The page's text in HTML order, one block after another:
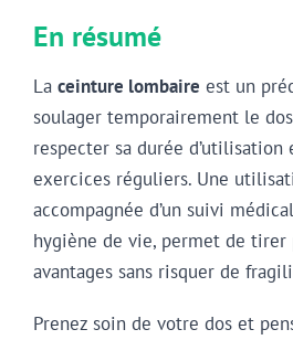
En résumé
La ceinture lombaire est un
soulager temporairement le
respecter sa durée d’utilisation
exercices réguliers. Une
accompagnée d’un suivi
hygiène de vie, permet de tirer
avantages sans risquer de
Prenez soin de votre dos et